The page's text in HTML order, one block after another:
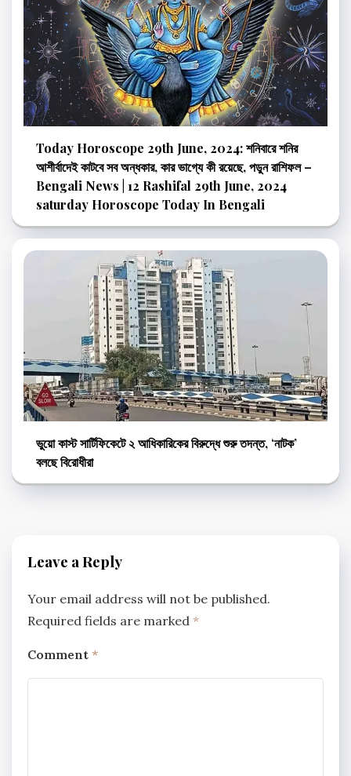
Today Horoscope 29th June, 2024: শনিবারে শনির
আশীর্বাদেই কাটবে সব অন্ধকার, কার ভাগ্যে কী রয়েছে, পড়ুন রাশিফল –
Bengali News | 12 Rashifal 29th June, 2024
saturday Horoscope Today In Bengali
ভুয়ো কাস্ট সার্টিফিকেটে ২ আধিকারিকের বিরুদ্ধে শুরু তদন্ত, ‘নাটক’
বলছে বিরোধীরা
Leave a Reply
Your email address will not be published.
Required fields are marked *
Comment *